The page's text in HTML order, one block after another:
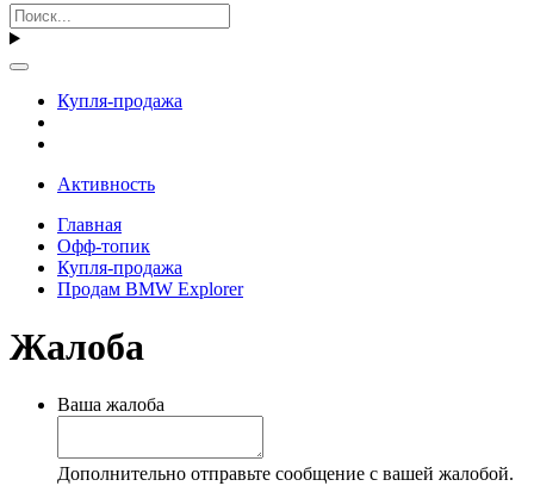
Купля-продажа
Активность
Главная
Офф-топик
Купля-продажа
Продам BMW Explorer
Жалоба
Ваша жалоба
Дополнительно отправьте сообщение с вашей жалобой.